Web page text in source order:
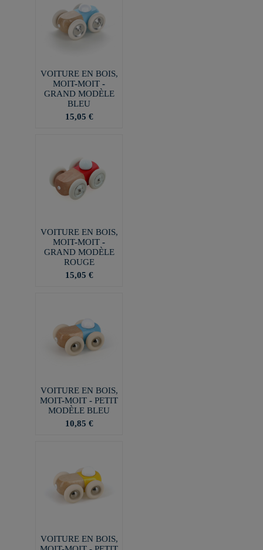
VOITURE EN BOIS,
MOIT-MOIT -
GRAND MODÈLE
BLEU
15,05 €
VOITURE EN BOIS,
MOIT-MOIT -
GRAND MODÈLE
ROUGE
15,05 €
VOITURE EN BOIS,
MOIT-MOIT - PETIT
MODÈLE BLEU
10,85 €
VOITURE EN BOIS,